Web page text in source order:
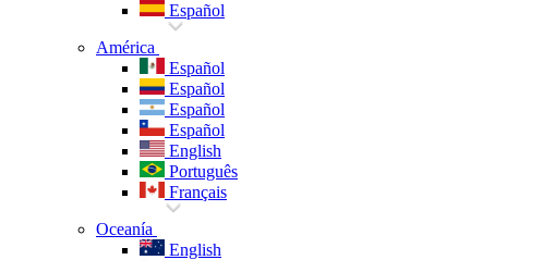
Español
América
Español
Español
Español
Español
English
Português
Français
Oceanía
English